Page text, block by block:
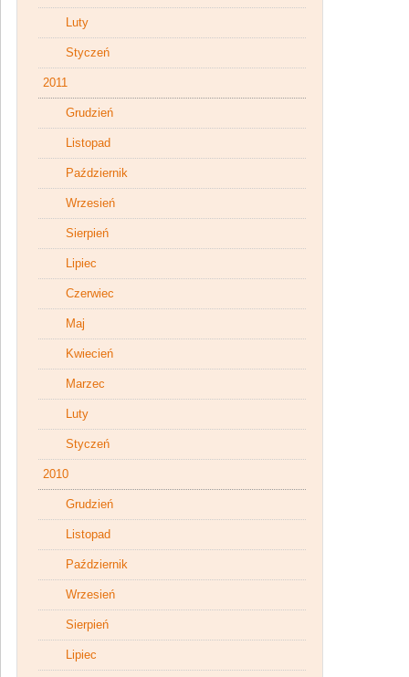
Luty
Styczeń
2011
Grudzień
Listopad
Październik
Wrzesień
Sierpień
Lipiec
Czerwiec
Maj
Kwiecień
Marzec
Luty
Styczeń
2010
Grudzień
Listopad
Październik
Wrzesień
Sierpień
Lipiec